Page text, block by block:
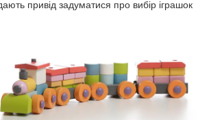
привід задуматися про вибір іграшок